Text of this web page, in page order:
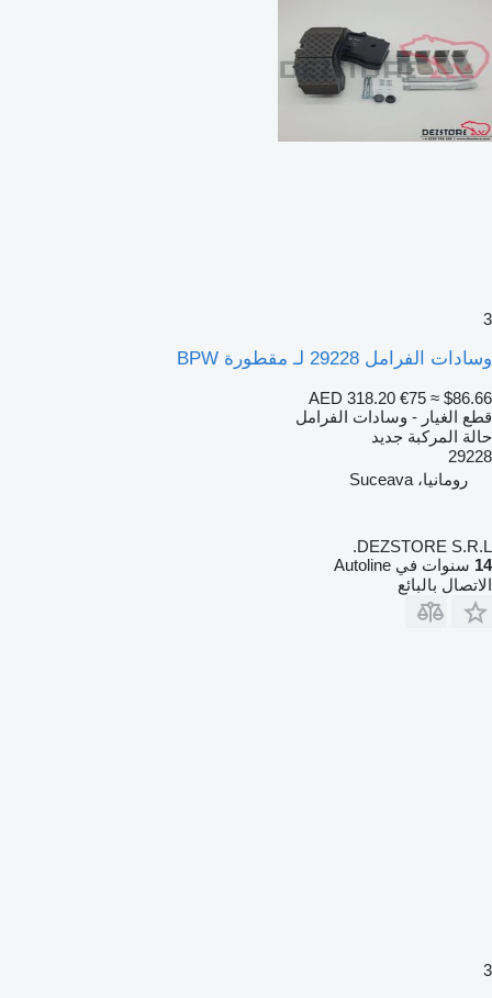
3
وسادات الفرامل 29228 لـ مقطورة BPW
AED 318.20 €75 ≈ $86.66
قطع الغيار - وسادات الفرامل
حالة المركبة جديد
29228
رومانيا، Suceava
DEZSTORE S.R.L.
14 سنوات في Autoline
الاتصال بالبائع
3